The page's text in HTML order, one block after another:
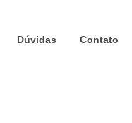
Dúvidas Contato